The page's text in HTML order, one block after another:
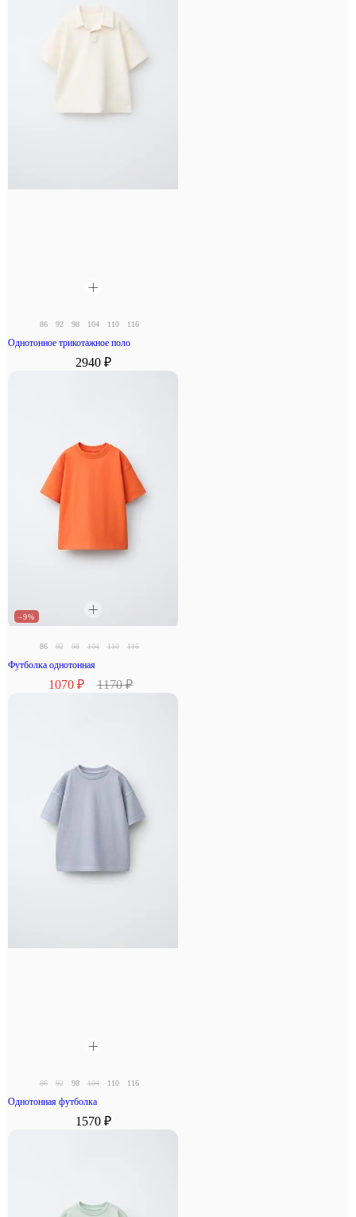
86 92 98 104 110 116
Однотонное трикотажное поло
2940 ₽
–9%
86 92 98 104 110 116
Футболка однотонная
1070 ₽ 1170 ₽
86 92 98 104 110 116
Однотонная футболка
1570 ₽